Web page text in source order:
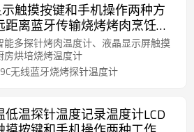
示触摸按键和手机操作两种方
距离蓝牙传输烧烤烤肉烹饪烤
针温度计
能多探针烤肉温度计、液晶显示屏触摸
房烘培烧烤温度计
无线蓝牙烧烤探针温度计
低温探针温度记录温度计LCD